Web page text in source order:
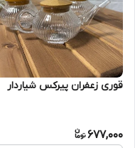
قوری زعفران پیرکس شیاردار
677,000